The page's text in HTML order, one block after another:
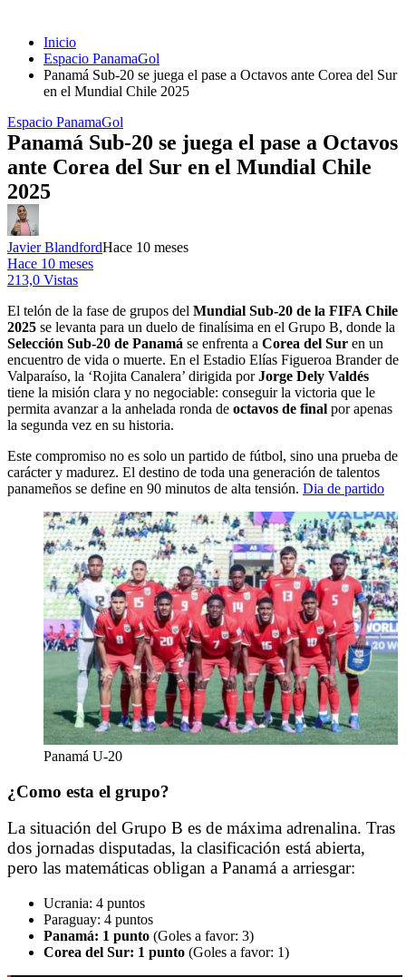
Inicio
Espacio PanamaGol
Panamá Sub-20 se juega el pase a Octavos ante Corea del Sur
en el Mundial Chile 2025
Espacio PanamaGol
Panamá Sub-20 se juega el pase a Octavos
ante Corea del Sur en el Mundial Chile
2025
Javier BlandfordHace 10 meses
Hace 10 meses
213,0 Vistas
El telón de la fase de grupos del Mundial Sub-20 de la FIFA Chile
2025 se levanta para un duelo de finalísima en el Grupo B, donde la
Selección Sub-20 de Panamá se enfrenta a Corea del Sur en un
encuentro de vida o muerte. En el Estadio Elías Figueroa Brander de
Valparaíso, la ‘Rojita Canalera’ dirigida porJorge Dely Valdés
tiene la misión clara y no negociable: conseguir la victoria que le
permita avanzar a la anhelada ronda de octavos de final por apenas
la segunda vez en su historia.
Este compromiso no es solo un partido de fútbol, sino una prueba de
carácter y madurez. El destino de toda una generación de talentos
panameños se define en 90 minutos de alta tensión. Dia de partido
Panamá U-20
¿Como esta el grupo?
La situación del Grupo B es de máxima adrenalina. Tras
dos jornadas disputadas, la clasificación está abierta,
pero las matemáticas obligan a Panamá a arriesgar:
Ucrania: 4 puntos
Paraguay: 4 puntos
Panamá: 1 punto (Goles a favor: 3)
Corea del Sur: 1 punto (Goles a favor: 1)